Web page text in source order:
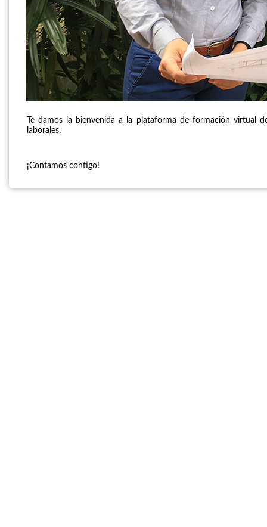
Te damos la bienvenida a la plataforma de formación virtual
laborales.
¡Contamos contigo!